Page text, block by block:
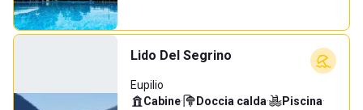
Lido Del Segrino
Eupilio
Cabine· Doccia calda· Piscina·